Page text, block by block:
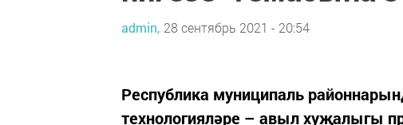
admin, 28 сентябрь 2021 - 20:54
Республика муниципаль
технологияләре – авыл хуҗалыгы